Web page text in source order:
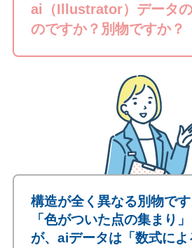
ai（Illustrator）データ
のですか？別物ですか？
構造が全く異なる別物で
「色がついた点の集まり
が、aiデータは「数式に